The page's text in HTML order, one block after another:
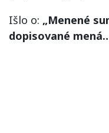
Išlo o: „Menené
dopisované